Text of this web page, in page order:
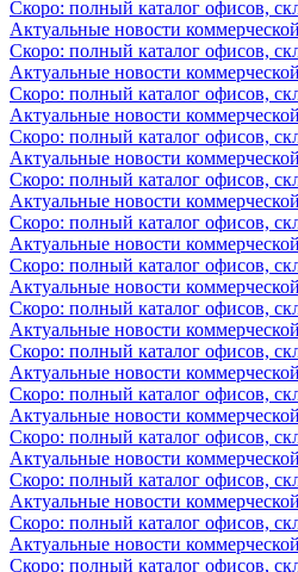
Скоро: полный каталог офисов,
Актуальные новости
Скоро: полный каталог офисов,
Актуальные новости
Скоро: полный каталог офисов,
Актуальные новости
Скоро: полный каталог офисов,
Актуальные новости
Скоро: полный каталог офисов,
Актуальные новости
Скоро: полный каталог офисов,
Актуальные новости
Скоро: полный каталог офисов,
Актуальные новости
Скоро: полный каталог офисов,
Актуальные новости
Скоро: полный каталог офисов,
Актуальные новости
Скоро: полный каталог офисов,
Актуальные новости
Скоро: полный каталог офисов,
Актуальные новости
Скоро: полный каталог офисов,
Актуальные новости
Скоро: полный каталог офисов,
Актуальные новости
Скоро: полный каталог офисов,